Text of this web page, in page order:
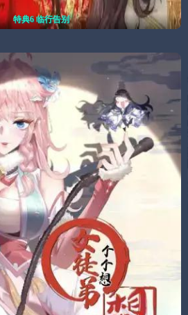
特典6 临行告别